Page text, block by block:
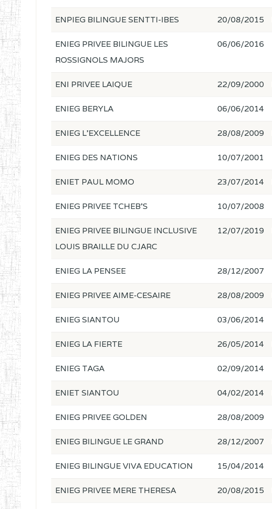
ENPIEG BILINGUE SENTTI-IBES 20/08/2015
ENIEG PRIVEE BILINGUE LES
ROSSIGNOLS MAJORS
06/06/2016
ENI PRIVEE LAIQUE 22/09/2000
ENIEG BERYLA 06/06/2014
ENIEG L'EXCELLENCE 28/08/2009
ENIEG DES NATIONS 10/07/2001
ENIET PAUL MOMO 23/07/2014
ENIEG PRIVEE TCHEB'S 10/07/2008
ENIEG PRIVEE BILINGUE INCLUSIVE
LOUIS BRAILLE DU CJARC
12/07/2019
ENIEG LA PENSEE 28/12/2007
ENIEG PRIVEE AIME-CESAIRE 28/08/2009
ENIEG SIANTOU 03/06/2014
ENIEG LA FIERTE 26/05/2014
ENIEG TAGA 02/09/2014
ENIET SIANTOU 04/02/2014
ENIEG PRIVEE GOLDEN 28/08/2009
ENIEG BILINGUE LE GRAND 28/12/2007
ENIEG BILINGUE VIVA EDUCATION 15/04/2014
ENIEG PRIVEE MERE THERESA 20/08/2015